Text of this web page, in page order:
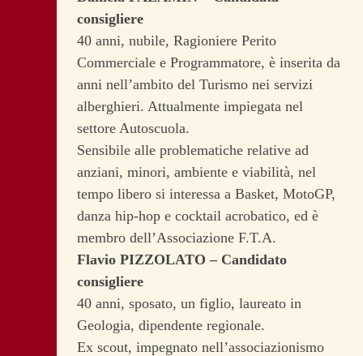
consigliere
40 anni, nubile, Ragioniere Perito
Commerciale e Programmatore, è inserita da
anni nell’ambito del Turismo nei servizi
alberghieri. Attualmente impiegata nel
settore Autoscuola.
Sensibile alle problematiche relative ad
anziani, minori, ambiente e viabilità, nel
tempo libero si interessa a Basket, MotoGP,
danza hip-hop e cocktail acrobatico, ed è
membro dell’Associazione F.T.A.
Flavio PIZZOLATO – Candidato
consigliere
40 anni, sposato, un figlio, laureato in
Geologia, dipendente regionale.
Ex scout, impegnato nell’associazionismo